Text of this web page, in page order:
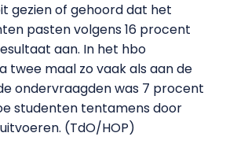
gezien of gehoord dat het
pasten volgens 16 procent
aan. In het hbo
twee maal zo vaak als aan de
ondervraagden was 7 procent
studenten tentamens door
(TdO/HOP)